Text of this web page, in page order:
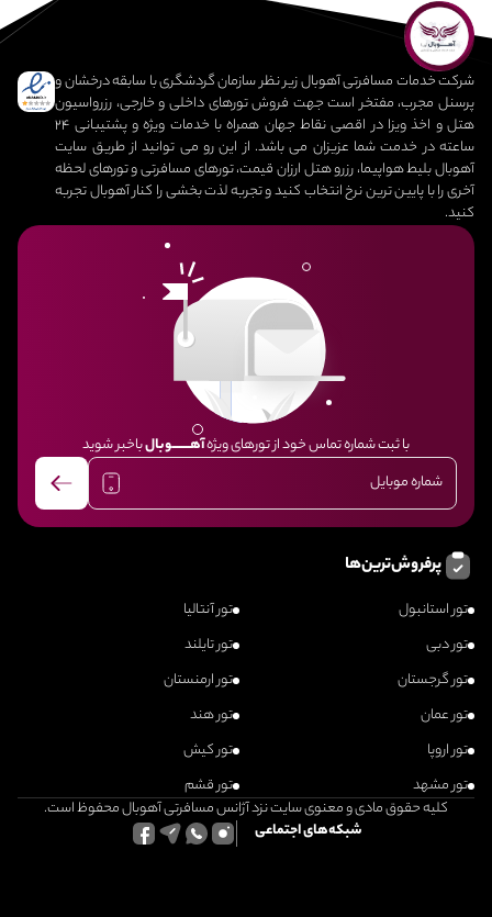
شرکت خدمات مسافرتی آهوبال زیر نظر سازمان گردشگری با سابقه درخشان و
پرسنل مجرب، مفتخر است جهت فروش تورهای داخلی و خارجی، رزرواسیون
هتل و اخذ ویزا در اقصی نقاط جهان همراه با خدمات ویژه و پشتیبانی 24
ساعته در خدمت شما عزیزان می باشد. از این رو می توانید از طریق سایت
آهوبال بلیط هواپیما، رزرو هتل ارزان قیمت، تورهای مسافرتی و تورهای لحظه
آخری را با پایین ترین نرخ انتخاب کنید و تجربه لذت بخشی را کنار آهوبال تجربه
کنید.
با ثبت شماره تماس خود از تورهای ویژهآهــــــــوبالباخبر شوید
پرفروش‌ترین‌ها
تور استانبول
تور آنتالیا
تور دبی
تور تایلند
تور گرجستان
تور ارمنستان
تور عمان
تور هند
تور اروپا
تور کیش
تور مشهد
تور قشم
کلیه حقوق مادی و معنوی سایت نزد آژانس مسافرتی آهوبال محفوظ است.
شبکه‌های اجتماعی